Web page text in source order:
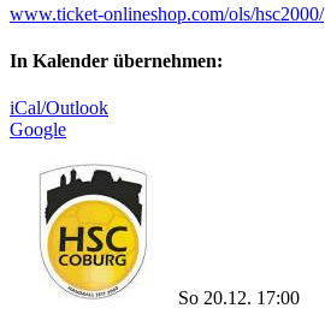
www.ticket-onlineshop.com/ols/hsc2000/
In Kalender übernehmen:
iCal/Outlook
Google
So 20.12. 17:00